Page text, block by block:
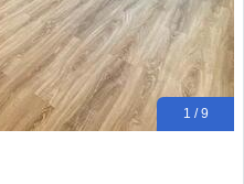
1 / 9